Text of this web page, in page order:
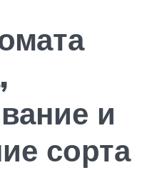
и
сорта